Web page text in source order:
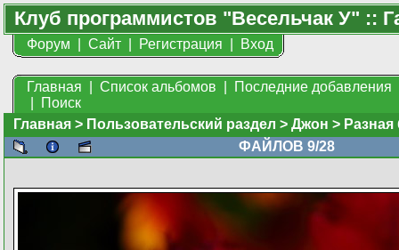
Клуб программистов "Весельчак У" ::
Форум Сайт Регистрация Вход
Главная Список альбомов Последние добавления
Поиск
Главная > Пользовательский раздел > Джон > Разная
ФАЙЛОВ 9/28